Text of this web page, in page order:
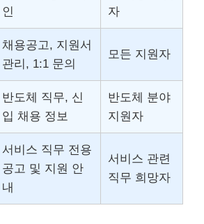
인
자
채용공고, 지원서
관리, 1:1 문의
모든 지원자
반도체 직무, 신
입 채용 정보
반도체 분야
지원자
서비스 직무 전용
공고 및 지원 안
내
서비스 관련
직무 희망자